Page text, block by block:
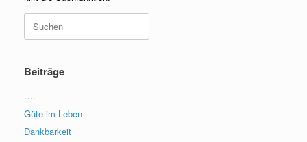
nach:
Beiträge
….
Güte im Leben
Dankbarkeit